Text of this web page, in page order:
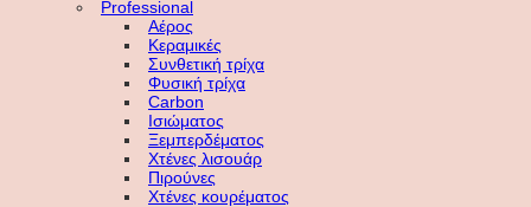
Professional
Αέρος
Κεραμικές
Συνθετική τρίχα
Φυσική τρίχα
Carbon
Ισιώματος
Ξεμπερδέματος
Χτένες λισουάρ
Πιρούνες
Χτένες κουρέματος